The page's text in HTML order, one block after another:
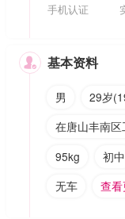
手机认证
 基本资料
男 29岁
在唐山丰南区
95kg
初中
无车
查